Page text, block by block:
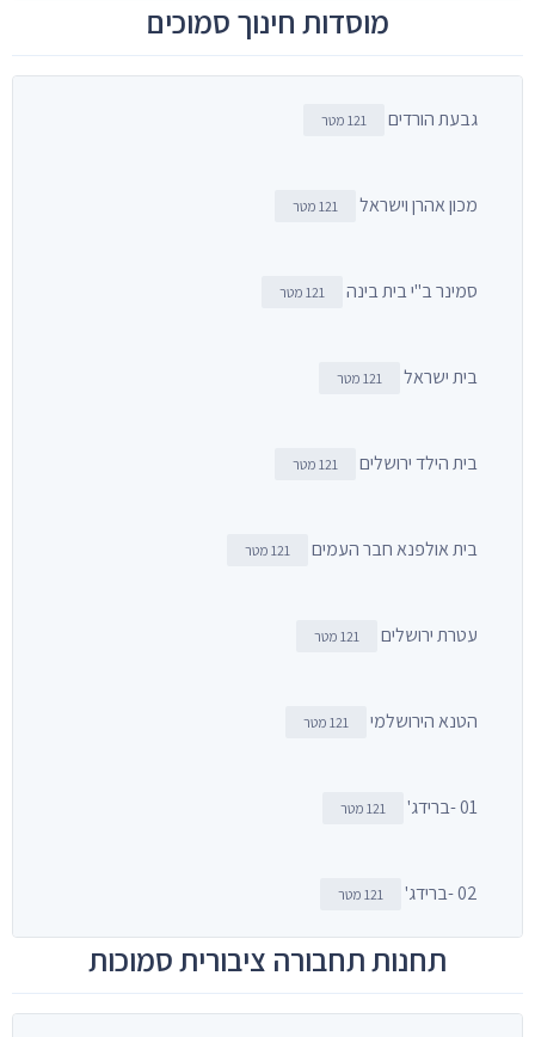
מוסדות חינוך סמוכים
גבעת הורדים 121 מטר
מכון אהרן וישראל 121 מטר
סמינר ב"י בית בינה 121 מטר
בית ישראל 121 מטר
בית הילד ירושלים 121 מטר
בית אולפנא חבר העמים 121 מטר
עטרת ירושלים 121 מטר
הטנא הירושלמי 121 מטר
01 -ברידג' 121 מטר
02 -ברידג' 121 מטר
תחנות תחבורה ציבורית סמוכות